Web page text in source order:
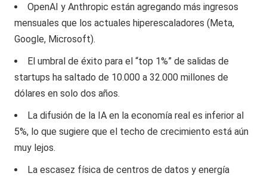
OpenAI y Anthropic están agregando más ingresos
mensuales que los actuales hiperescaladores (Meta,
Google, Microsoft).
El umbral de éxito para el “top 1%” de salidas de
startups ha saltado de 10.000 a 32.000 millones de
dólares en solo dos años.
La difusión de la IA en la economía real es inferior al
5%, lo que sugiere que el techo de crecimiento está aún
muy lejos.
La escasez física de centros de datos y energía